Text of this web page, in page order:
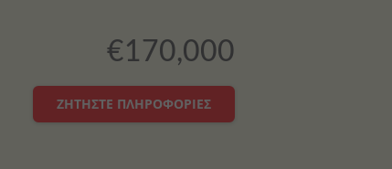
€170,000
ΖΗΤΉΣΤΕ ΠΛΗΡΟΦΟΡΊΕΣ